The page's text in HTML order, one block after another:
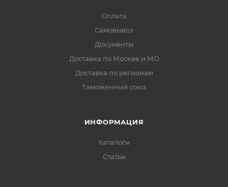
Оплата
Самовывоз
Документы
Доставка по Москве и МО
Доставка по регионам
Таможенный союз
ИНФОРМАЦИЯ
Каталоги
Статьи